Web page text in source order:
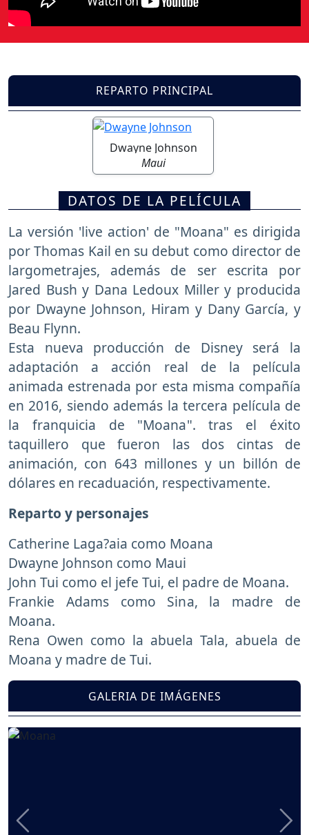
REPARTO PRINCIPAL
Dwayne Johnson
Maui
DATOS DE LA PELÍCULA
La versión 'live action' de "Moana" es dirigida
por Thomas Kail en su debut como director de
largometrajes, además de ser escrita por
Jared Bush y Dana Ledoux Miller y producida
por Dwayne Johnson, Hiram y Dany García, y
Beau Flynn.
Esta nueva producción de Disney será la
adaptación a acción real de la película
animada estrenada por esta misma compañía
en 2016, siendo además la tercera película de
la franquicia de "Moana". tras el éxito
taquillero que fueron las dos cintas de
animación, con 643 millones y un billón de
dólares en recaduación, respectivamente.
Reparto y personajes
Catherine Laga?aia como Moana
Dwayne Johnson como Maui
John Tui como el jefe Tui, el padre de Moana.
Frankie Adams como Sina, la madre de
Moana.
Rena Owen como la abuela Tala, abuela de
Moana y madre de Tui.
GALERIA DE IMÁGENES
Previous Next